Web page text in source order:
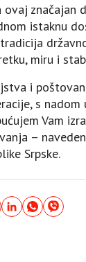
ovaj značajan
istaknu
miru i
i
s
Vam
–
Srpske.